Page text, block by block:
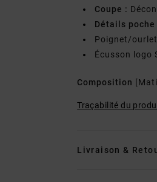
Coupe :
Détails poche
Poignet/
Écusson logo
Composition
Traçabilité du
Livraison &